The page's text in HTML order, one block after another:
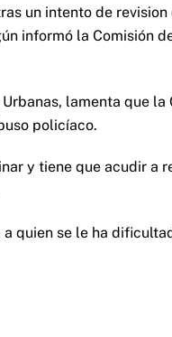
un intento de
informó la Comisión
lamenta que la
policíaco.
y tiene que acudir a
quien se le ha